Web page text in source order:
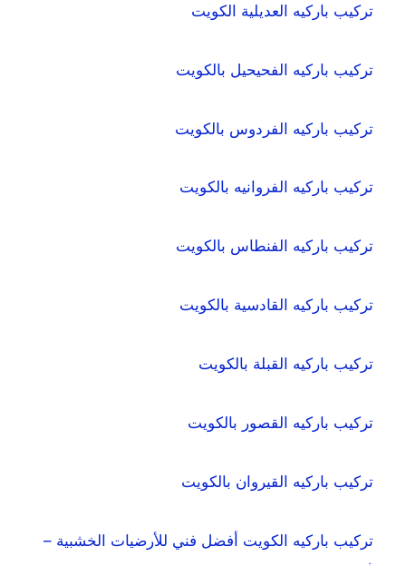
تركيب باركيه العديلية الكويت
تركيب باركيه الفحيحيل بالكويت
تركيب باركيه الفردوس بالكويت
تركيب باركيه الفروانيه بالكويت
تركيب باركيه الفنطاس بالكويت
تركيب باركيه القادسية بالكويت
تركيب باركيه القبلة بالكويت
تركيب باركيه القصور بالكويت
تركيب باركيه القيروان بالكويت
تركيب باركيه الكويت أفضل فني للأرضيات الخشبية –